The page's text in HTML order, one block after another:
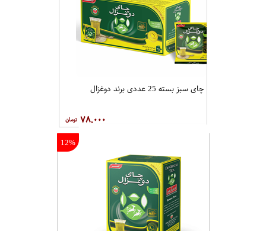
چای سبز بسته 25 عددی برند دوغزال
۷۸,۰۰۰
12%